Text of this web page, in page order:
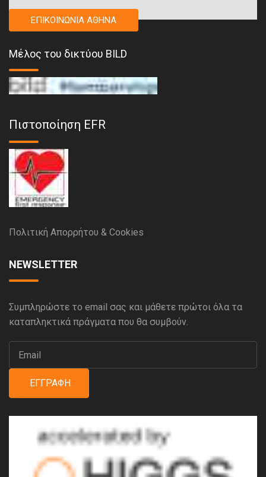
ΕΠΙΚΟΙΝΩΝΙΑ ΑΘΗΝΑ
Μέλος του δικτύου BILD
Πιστοποίηση EFR
Πολιτική Απορρήτου & Cookies
NEWSLETTER
Συμπληρώστε το email σας και μάθετε πρώτοι όλα τα
καταπληκτικά πράγματα που θα συμβούν.
ΕΓΓΡΑΦΉ